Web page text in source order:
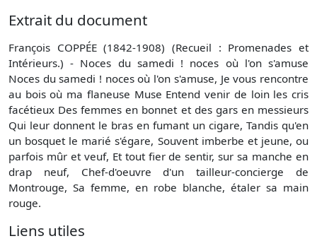
Extrait du document
François COPPÉE (1842-1908) (Recueil : Promenades et
Intérieurs.) - Noces du samedi ! noces où l'on s'amuse
Noces du samedi ! noces où l'on s'amuse, Je vous rencontre
au bois où ma flaneuse Muse Entend venir de loin les cris
facétieux Des femmes en bonnet et des gars en messieurs
Qui leur donnent le bras en fumant un cigare, Tandis qu'en
un bosquet le marié s'égare, Souvent imberbe et jeune, ou
parfois mûr et veuf, Et tout fier de sentir, sur sa manche en
drap neuf, Chef-d'oeuvre d'un tailleur-concierge de
Montrouge, Sa femme, en robe blanche, étaler sa main
rouge.
Liens utiles